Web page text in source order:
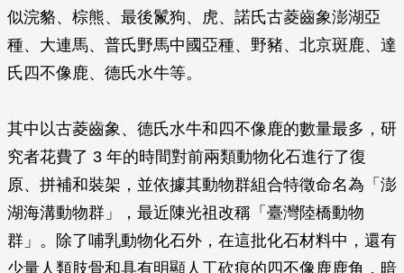
似浣貉、棕熊、最後鬣狗、虎、諾氏古菱齒象澎湖亞
種、大連馬、普氏野馬中國亞種、野豬、北京斑鹿、達
氏四不像鹿、德氏水牛等。
其中以古菱齒象、德氏水牛和四不像鹿的數量最多，研
究者花費了 3 年的時間對前兩類動物化石進行了復
原、拼補和裝架，並依據其動物群組合特徵命名為「澎
湖海溝動物群」，最近陳光祖改稱「臺灣陸橋動物
群」。除了哺乳動物化石外，在這批化石材料中，還有
少量人類肢骨和具有明顯人工砍痕的四不像鹿鹿角，暗